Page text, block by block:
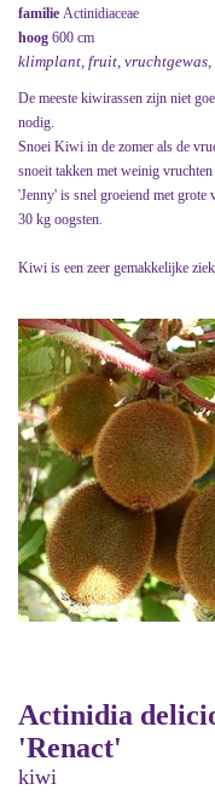
familie Actinidiaceae
hoog 600 cm
klimplant, fruit,
De meeste kiwirassen zijn niet
nodig.
Snoei Kiwi in de zomer als de
snoeit takken met weinig vruchten
'Jenny' is snel groeiend met
30 kg oogsten.
Kiwi is een zeer gemakkelijke
Actinidia
'Renact'
kiwi